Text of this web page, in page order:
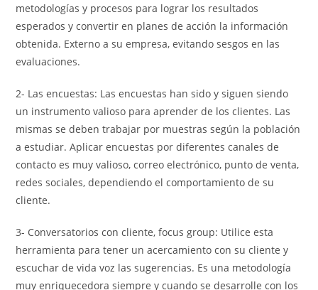
metodologías y procesos para lograr los resultados
esperados y convertir en planes de acción la información
obtenida. Externo a su empresa, evitando sesgos en las
evaluaciones.
2- Las encuestas: Las encuestas han sido y siguen siendo
un instrumento valioso para aprender de los clientes. Las
mismas se deben trabajar por muestras según la población
a estudiar. Aplicar encuestas por diferentes canales de
contacto es muy valioso, correo electrónico, punto de venta,
redes sociales, dependiendo el comportamiento de su
cliente.
3- Conversatorios con cliente, focus group: Utilice esta
herramienta para tener un acercamiento con su cliente y
escuchar de vida voz las sugerencias. Es una metodología
muy enriquecedora siempre y cuando se desarrolle con los